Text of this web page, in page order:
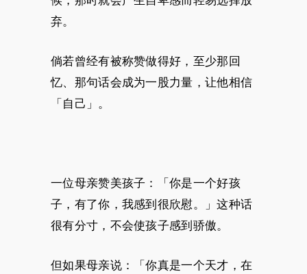
弃。
倘若曾经有被称赞做得好，至少那回
忆、那句话会成为一股力量，让他相信
「自己」。
一位母亲赞美孩子：「你是一个好孩
子，有了你，我感到很欣慰。」这种话
很有分寸，不会使孩子感到骄傲。
但如果母亲说：「你真是一个天才，在